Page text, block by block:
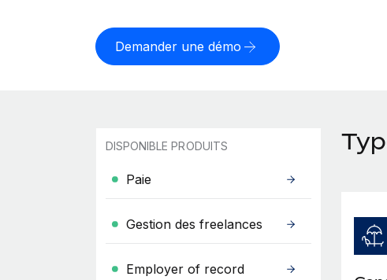
Demander une démo
DISPONIBLE PRODUITS
Paie
Gestion des freelances
Employer of record